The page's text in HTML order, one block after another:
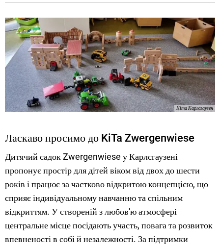
Карлсгаузен
Кіта Карлсгаузен
Ласкаво просимо до KiTa Zwergenwiese
Дитячий садок Zwergenwiese у Карлсгаузені
пропонує простір для дітей віком від двох до шести
років і працює за частково відкритою концепцією, що
сприяє індивідуальному навчанню та спільним
відкриттям. У створеній з любов'ю атмосфері
центральне місце посідають участь, повага та розвиток
впевненості в собі й незалежності. За підтримки